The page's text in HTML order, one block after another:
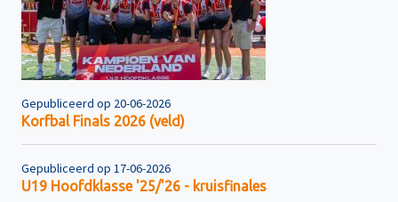
Gepubliceerd op 20-06-2026
Korfbal Finals 2026 (veld)
Gepubliceerd op 17-06-2026
U19 Hoofdklasse '25/'26 - kruisfinales